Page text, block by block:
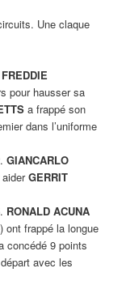
Une claque
FREDDIE
pour hausser sa
a frappé son
dans l’uniforme
GIANCARLO
GERRIT
RONALD ACUNA
ont frappé la longue
concédé 9 points
avec les